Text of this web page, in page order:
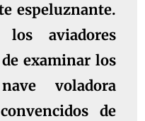
espeluznante.
aviadores
examinar los
voladora
de